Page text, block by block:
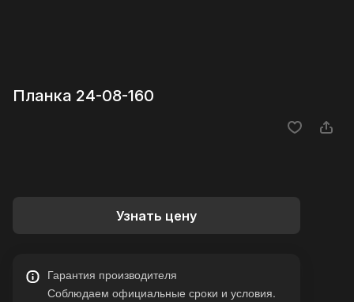
Планка 24-08-160
Узнать цену
Гарантия производителя
Соблюдаем официальные сроки и условия.